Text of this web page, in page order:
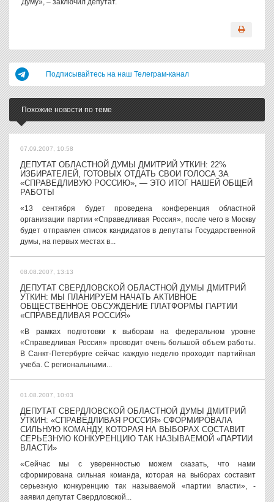
Думу», – заключил депутат.
Подписывайтесь на наш Телеграм-канал
Похожие новости по теме
07.09.2007, 10:58
ДЕПУТАТ ОБЛАСТНОЙ ДУМЫ ДМИТРИЙ УТКИН: 22%
ИЗБИРАТЕЛЕЙ, ГОТОВЫХ ОТДАТЬ СВОИ ГОЛОСА ЗА
«СПРАВЕДЛИВУЮ РОССИЮ», — ЭТО ИТОГ НАШЕЙ ОБЩЕЙ
РАБОТЫ
«13 сентября будет проведена конференция областной
организации партии «Справедливая Россия», после чего в Москву
будет отправлен список кандидатов в депутаты Государственной
думы, на первых местах в...
08.08.2007, 13:13
ДЕПУТАТ СВЕРДЛОВСКОЙ ОБЛАСТНОЙ ДУМЫ ДМИТРИЙ
УТКИН: МЫ ПЛАНИРУЕМ НАЧАТЬ АКТИВНОЕ
ОБЩЕСТВЕННОЕ ОБСУЖДЕНИЕ ПЛАТФОРМЫ ПАРТИИ
«СПРАВЕДЛИВАЯ РОССИЯ»
«В рамках подготовки к выборам на федеральном уровне
«Справедливая Россия» проводит очень большой объем работы.
В Санкт-Петербурге сейчас каждую неделю проходит партийная
учеба. С региональными...
01.08.2007, 10:03
ДЕПУТАТ СВЕРДЛОВСКОЙ ОБЛАСТНОЙ ДУМЫ ДМИТРИЙ
УТКИН: «СПРАВЕДЛИВАЯ РОССИЯ» СФОРМИРОВАЛА
СИЛЬНУЮ КОМАНДУ, КОТОРАЯ НА ВЫБОРАХ СОСТАВИТ
СЕРЬЕЗНУЮ КОНКУРЕНЦИЮ ТАК НАЗЫВАЕМОЙ «ПАРТИИ
ВЛАСТИ»
«Сейчас мы с уверенностью можем сказать, что нами
сформирована сильная команда, которая на выборах составит
серьезную конкуренцию так называемой «партии власти», -
заявил депутат Свердловской...